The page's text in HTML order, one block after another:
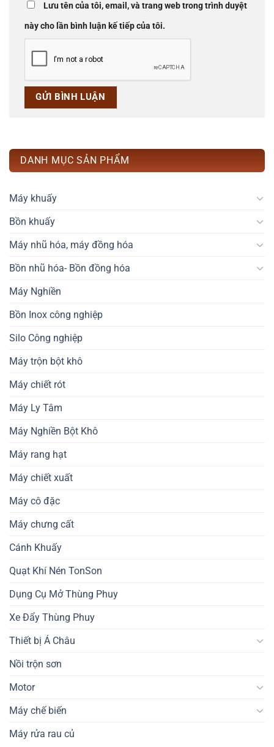
Lưu tên của tôi, email, và trang web trong trình duyệt
này cho lần bình luận kế tiếp của tôi.
DANH MỤC SẢN PHẨM
Máy khuấy
Bồn khuấy
Máy nhũ hóa, máy đồng hóa
Bồn nhũ hóa- Bồn đồng hóa
Máy Nghiền
Bồn Inox công nghiệp
Silo Công nghiệp
Máy trộn bột khô
Máy chiết rót
Máy Ly Tâm
Máy Nghiền Bột Khô
Máy rang hạt
Máy chiết xuất
Máy cô đặc
Máy chưng cất
Cánh Khuấy
Quạt Khí Nén TonSon
Dụng Cụ Mở Thùng Phuy
Xe Đẩy Thùng Phuy
Thiết bị Á Châu
Nồi trộn sơn
Motor
Máy chế biến
Máy rửa rau củ